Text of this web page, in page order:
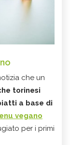
che un
torinesi
a base di
vegano
per i primi